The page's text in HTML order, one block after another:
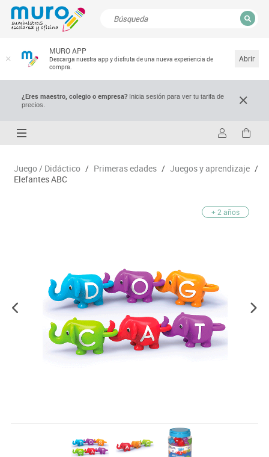
MURO APP
Descarga nuestra app y disfruta de una nueva experiencia de
compra.
Abrir
¿Eres maestro, colegio o empresa?Inicia sesión para ver tu tarifa de
precios.
Juego / Didáctico / Primeras edades / Juegos y aprendizaje /
Elefantes ABC
+ 2 años